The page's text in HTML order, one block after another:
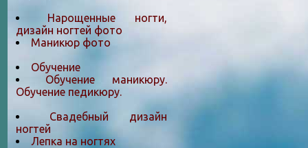
Нарощенные ногти,
дизайн ногтей фото
Маникюр фото
Обучение
Обучение маникюру.
Обучение педикюру.
Свадебный дизайн
ногтей
Лепка на ногтяx